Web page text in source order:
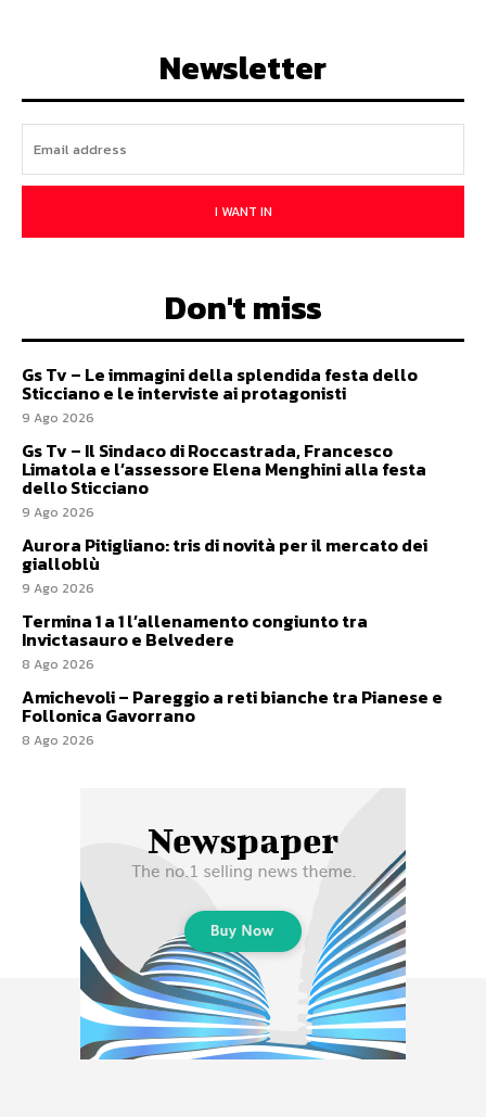
Newsletter
I WANT IN
Don't miss
Gs Tv – Le immagini della splendida festa dello
Sticciano e le interviste ai protagonisti
9 Ago 2026
Gs Tv – Il Sindaco di Roccastrada, Francesco
Limatola e l’assessore Elena Menghini alla festa
dello Sticciano
9 Ago 2026
Aurora Pitigliano: tris di novità per il mercato dei
gialloblù
9 Ago 2026
Termina 1 a 1 l’allenamento congiunto tra
Invictasauro e Belvedere
8 Ago 2026
Amichevoli – Pareggio a reti bianche tra Pianese e
Follonica Gavorrano
8 Ago 2026